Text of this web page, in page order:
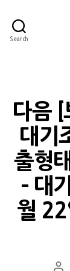
Search
다음 [
대기
출형
– 대
월